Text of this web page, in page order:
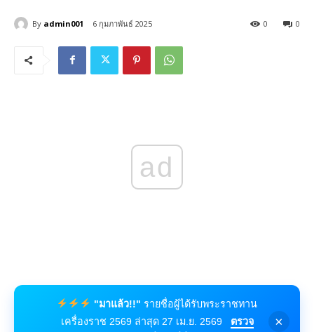
By admin001 6 กุมภาพันธ์ 2025 0
0
ad
"มาแล้ว!!" รายชื่อผู้ได้รับพระราชทาน
เครื่องราช 2569 ล่าสุด 27 เม.ย. 2569
ตรวจ
×